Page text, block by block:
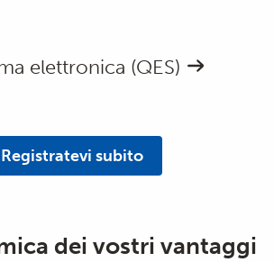
elettronica (QES)
Registratevi subito
dei vostri vantaggi